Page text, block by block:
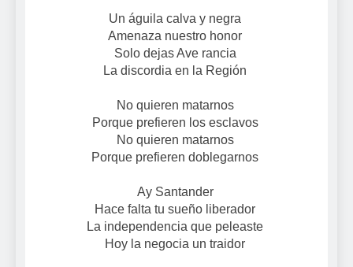
Un águila calva y negra
Amenaza nuestro honor
Solo dejas Ave rancia
La discordia en la Región
No quieren matarnos
Porque prefieren los esclavos
No quieren matarnos
Porque prefieren doblegarnos
Ay Santander
Hace falta tu sueño liberador
La independencia que peleaste
Hoy la negocia un traidor